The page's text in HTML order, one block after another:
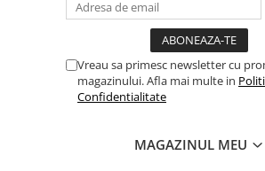
Vreau sa primesc newsletter cu
magazinului. Afla mai multe in
Confidentialitate
MAGAZINUL MEU